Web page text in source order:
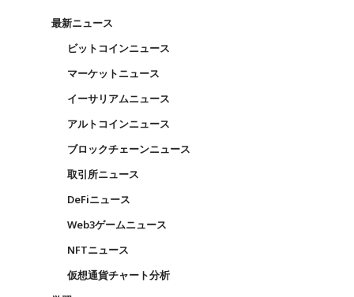
最新ニュース
ビットコインニュース
マーケットニュース
イーサリアムニュース
アルトコインニュース
ブロックチェーンニュース
取引所ニュース
DeFiニュース
Web3ゲームニュース
NFTニュース
仮想通貨チャート分析